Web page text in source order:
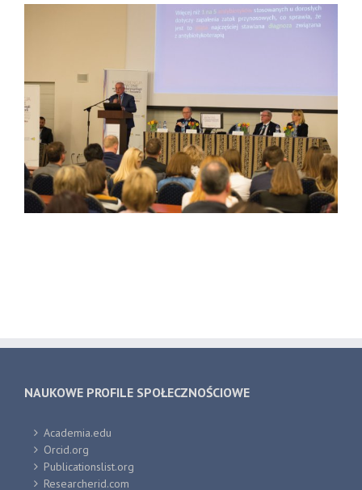
NAUKOWE PROFILE SPOŁECZNOŚCIOWE
Academia.edu
Orcid.org
Publicationslist.org
Researcherid.com